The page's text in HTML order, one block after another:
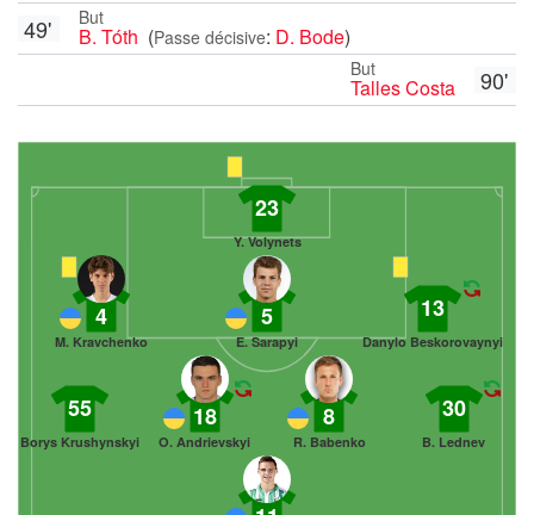
But
B. Tóth (Passe décisive: D. Bode)
49'
90'
But
Talles Costa
23
Y. Volynets
13
Danylo Beskorovaynyi
5
E. Sarapyi
4
M. Kravchenko
30
B. Lednev
8
R. Babenko
18
O. Andrievskyi
55
Borys Krushynskyi